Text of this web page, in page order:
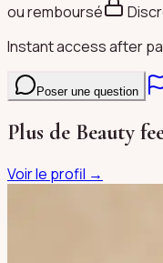
ou remboursé
Instant access after
Poser une question
Plus de Beauty
Voir le profil →